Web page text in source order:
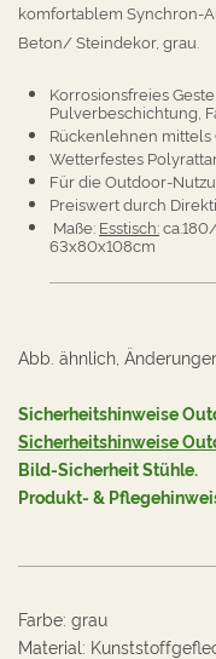
komfortablem Synchron-
Beton/ Steindekor, grau.
Korrosionsfreies
Pulverbeschichtung,
Rückenlehnen mittels
Wetterfestes
Für die Outdoor-
Preiswert durch
Maße: Esstisch:
63x80x108cm
Abb. ähnlich,
Sicherheitshinweise
Sicherheitshinweise
Bild-Sicherheit Stühle.
Produkt- &
Farbe: grau
Material: